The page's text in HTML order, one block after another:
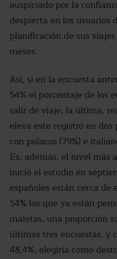
auspiciado por la
despierta en los usuarios
planificación de sus
meses.
Así, si en la encuesta
54% el porcentaje de los
salir de viaje, la última,
eleva este registro en dos
con polacos (79%) e
Es, además, el nivel más
inició el estudio en
españoles están cerca de
54% los que ya están
maletas, una proporción
últimas tres encuestas, y
48,4%, elegiría como